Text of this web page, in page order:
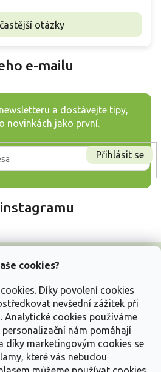
cookies?
Díky povolení cookies
nevšední zážitek při
Analytické cookies používáme
nám pomáhají
díky marketingovým cookies se
které vás nebudou
otázky
e-mailu
a dostávejte tipy,
novinkách jako první.
Přihlásit se